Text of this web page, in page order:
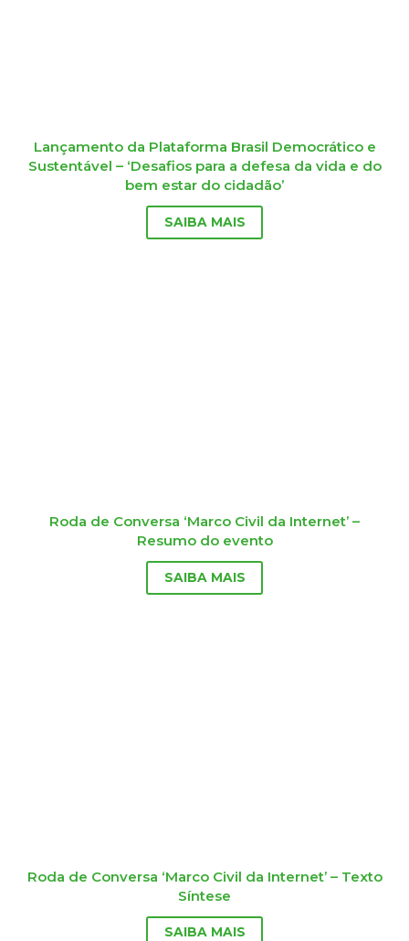
Lançamento da Plataforma Brasil Democrático e
Sustentável – ‘Desafios para a defesa da vida e do
bem estar do cidadão’
SAIBA MAIS
Roda de Conversa ‘Marco Civil da Internet’ –
Resumo do evento
SAIBA MAIS
Roda de Conversa ‘Marco Civil da Internet’ – Texto
Síntese
SAIBA MAIS